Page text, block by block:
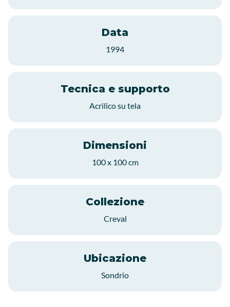
Data
1994
Tecnica e supporto
Acrilico su tela
Dimensioni
100 x 100 cm
Collezione
Creval
Ubicazione
Sondrio